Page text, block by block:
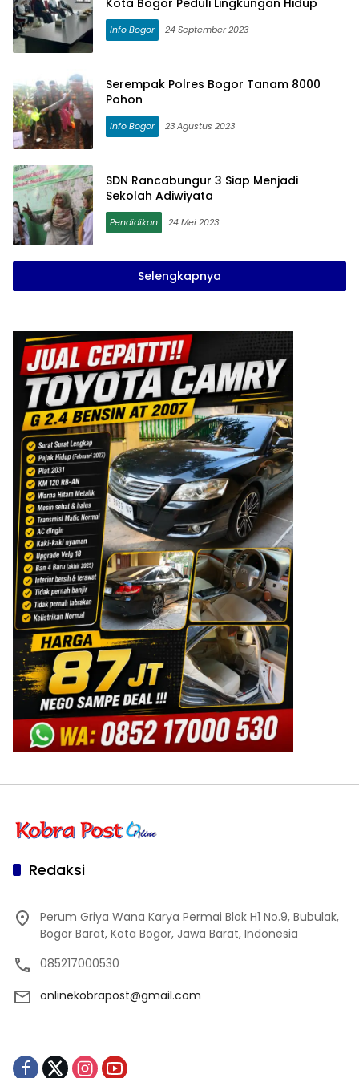
Info Bogor 24 September 2023
Serempak Polres Bogor Tanam 8000
Pohon
Info Bogor 23 Agustus 2023
SDN Rancabungur 3 Siap Menjadi
Sekolah Adiwiyata
Pendidikan 24 Mei 2023
Selengkapnya
Redaksi
Perum Griya Wana Karya Permai Blok H1 No.9, Bubulak,
Bogor Barat, Kota Bogor, Jawa Barat, Indonesia
085217000530
onlinekobrapost@gmail.com